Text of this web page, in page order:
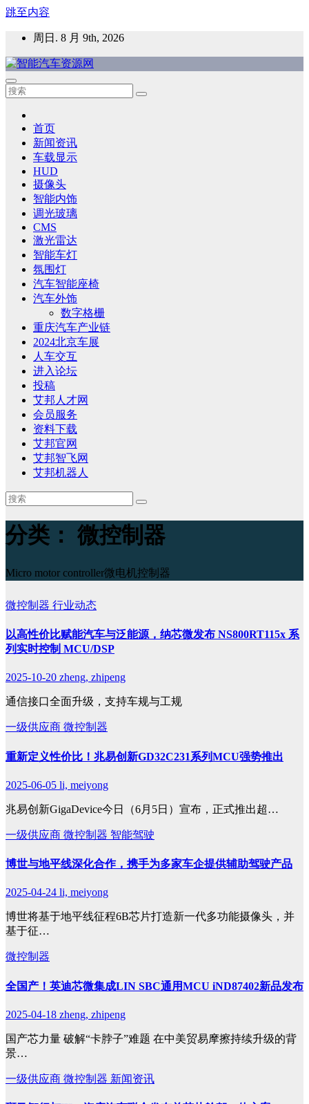
跳至内容
周日. 8 月 9th, 2026
智能汽车资源网
智能表面，智能内饰，新能源汽车，HMI，人车交互，智能车
首页
新闻资讯
车载显示
HUD
摄像头
智能内饰
调光玻璃
CMS
激光雷达
智能车灯
氛围灯
汽车智能座椅
汽车外饰
数字格栅
重庆汽车产业链
2024北京车展
人车交互
进入论坛
投稿
艾邦人才网
会员服务
资料下载
艾邦官网
艾邦智飞网
艾邦机器人
分类： 微控制器
Micro motor controller微电机控制器
微控制器 行业动态
以高性价比赋能汽车与泛能源，纳芯微发布 NS800RT115x 系
列实时控制 MCU/DSP
2025-10-20 zheng, zhipeng
通信接口全面升级，支持车规与工规
一级供应商 微控制器
重新定义性价比！兆易创新GD32C231系列MCU强势推出
2025-06-05 li, meiyong
兆易创新GigaDevice今日（6月5日）宣布，正式推出超…
一级供应商 微控制器 智能驾驶
博世与地平线深化合作，携手为多家车企提供辅助驾驶产品
2025-04-24 li, meiyong
博世将基于地平线征程6B芯片打造新一代多功能摄像头，并
基于征…
微控制器
全国产！英迪芯微集成LIN SBC通用MCU iND87402新品发布
2025-04-18 zheng, zhipeng
国产芯力量 破解“卡脖子”难题 在中美贸易摩擦持续升级的背
景…
一级供应商 微控制器 新闻资讯